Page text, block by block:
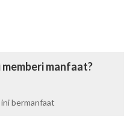
manfaat?
bermanfaat